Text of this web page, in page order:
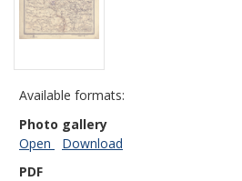
Available formats:
Photo gallery
Open
Download
PDF